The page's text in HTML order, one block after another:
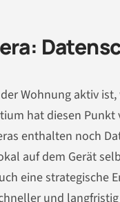
Wohnung aktiv
hat diesen
enthalten noch
auf dem Gerät
eine strategische
und